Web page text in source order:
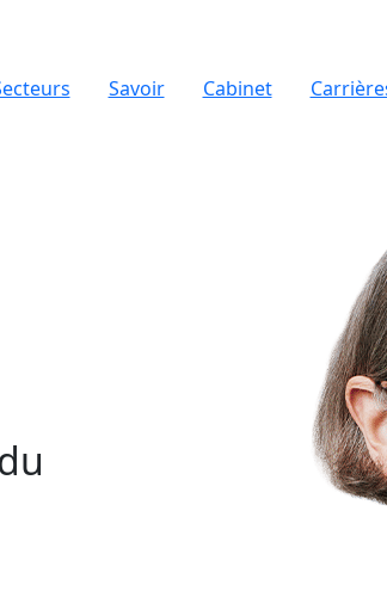
Savoir Cabinet